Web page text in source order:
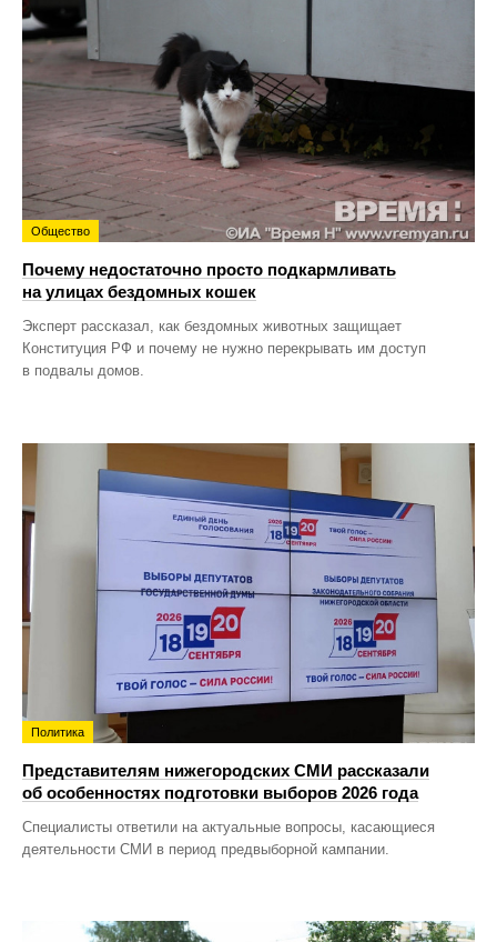
Общество
Почему недостаточно просто подкармливать
на улицах бездомных кошек
Эксперт рассказал, как бездомных животных защищает
Конституция РФ и почему не нужно перекрывать им доступ
в подвалы домов.
Политика
Представителям нижегородских СМИ рассказали
об особенностях подготовки выборов 2026 года
Специалисты ответили на актуальные вопросы, касающиеся
деятельности СМИ в период предвыборной кампании.